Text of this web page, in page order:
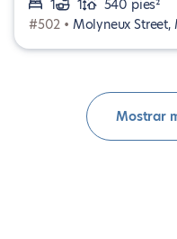
1 1
540 pies²
#502 • Molyneux
Mostrar